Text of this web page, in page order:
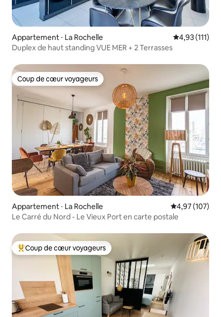
Appartement ⋅ La Rochelle Évaluation
4,93 (111)
Duplex de haut standing VUE MER + 2 Terrasses
Coup de cœur voyageurs
Coup de cœur voyageurs
Appartement ⋅ La Rochelle Évaluation
4,97 (107)
Le Carré du Nord - Le Vieux Port en carte postale
Coups de cœur voyageurs les plus appréciés
Coup de cœur voyageurs